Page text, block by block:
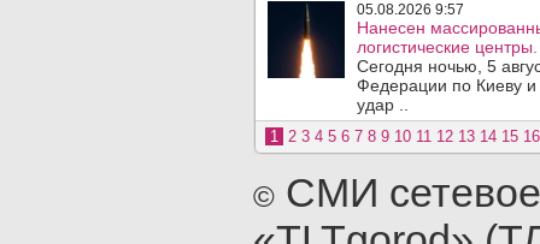
05.08.2026 9:57
Нанесен
логистические центры.
Сегодня ночью, 5
Федерации по Киеву и
удар ..
1 2 3 4 5 6 7 8 9 10 11 12 13 14 15 16
© СМИ